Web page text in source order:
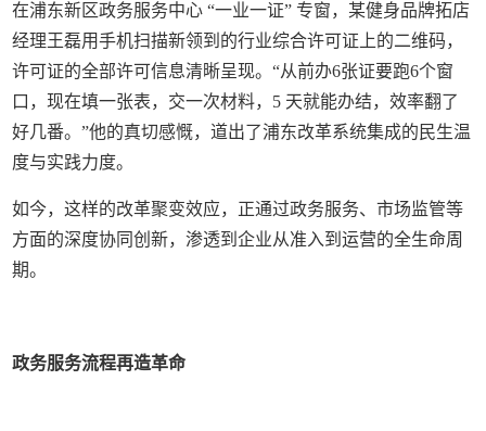
在浦东新区政务服务中心 “一业一证” 专窗，某健身品牌拓店
经理王磊用手机扫描新领到的行业综合许可证上的二维码，
许可证的全部许可信息清晰呈现。“从前办6张证要跑6个窗
口，现在填一张表，交一次材料，5 天就能办结，效率翻了
好几番。”他的真切感慨，道出了浦东改革系统集成的民生温
度与实践力度。
如今，这样的改革聚变效应，正通过政务服务、市场监管等
方面的深度协同创新，渗透到企业从准入到运营的全生命周
期。
政务服务流程再造革命